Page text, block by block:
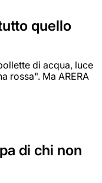
quello
di acqua, luce
rossa". Ma ARERA
di chi non